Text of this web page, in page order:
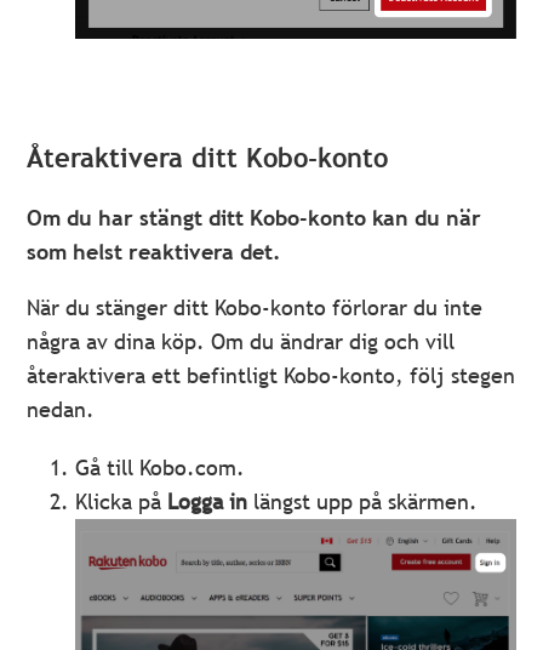
Återaktivera ditt Kobo-konto
Om du har stängt ditt Kobo-konto kan du när
som helst reaktivera det.
När du stänger ditt Kobo-konto förlorar du inte
några av dina köp. Om du ändrar dig och vill
återaktivera ett befintligt Kobo-konto, följ stegen
nedan.
Gå till Kobo.com.
Klicka på Logga in längst upp på skärmen.